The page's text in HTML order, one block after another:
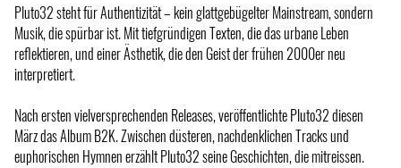
Pluto32 steht für Authentizität – kein glattgebügelter Mainstream, sondern
Musik, die spürbar ist. Mit tiefgründigen Texten, die das urbane Leben
reflektieren, und einer Ästhetik, die den Geist der frühen 2000er neu
interpretiert.
Nach ersten vielversprechenden Releases, veröffentlichte Pluto32 diesen
März das Album B2K. Zwischen düsteren, nachdenklichen Tracks und
euphorischen Hymnen erzählt Pluto32 seine Geschichten, die mitreissen.